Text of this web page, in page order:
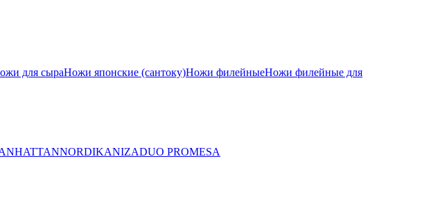
для сыраНожи японские (сантоку)Ножи филейныеНожи филейные для
NORDIKANIZADUO PROMESA